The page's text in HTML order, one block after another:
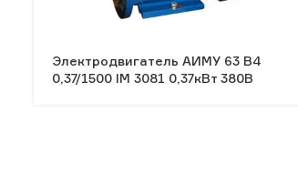
Электродвигатель АИМУ 63 В4
0,37/1500 IM 3081 0,37кВт 380В